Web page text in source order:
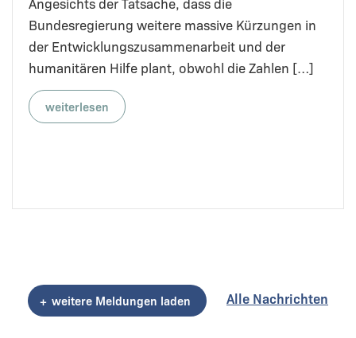
Angesichts der Tatsache, dass die
Bundesregierung weitere massive Kürzungen in
der Entwicklungszusammenarbeit und der
humanitären Hilfe plant, obwohl die Zahlen […]
weiterlesen
weitere Meldungen laden Alle Nachrichten